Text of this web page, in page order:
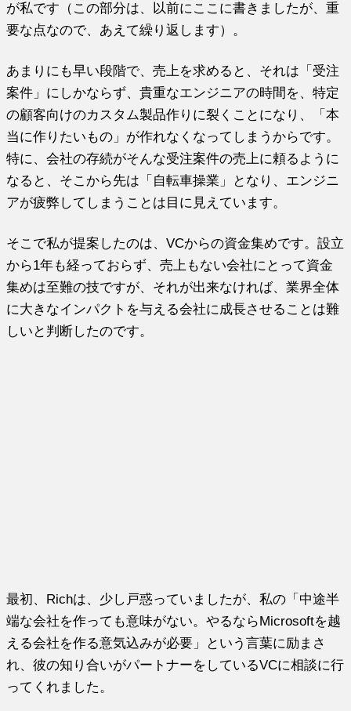
が私です（この部分は、以前にここに書きましたが、重
要な点なので、あえて繰り返します）。
あまりにも早い段階で、売上を求めると、それは「受注
案件」にしかならず、貴重なエンジニアの時間を、特定
の顧客向けのカスタム製品作りに裂くことになり、「本
当に作りたいもの」が作れなくなってしまうからです。
特に、会社の存続がそんな受注案件の売上に頼るように
なると、そこから先は「自転車操業」となり、エンジニ
アが疲弊してしまうことは目に見えています。
そこで私が提案したのは、VCからの資金集めです。設立
から1年も経っておらず、売上もない会社にとって資金
集めは至難の技ですが、それが出来なければ、業界全体
に大きなインパクトを与える会社に成長させることは難
しいと判断したのです。
最初、Richは、少し戸惑っていましたが、私の「中途半
端な会社を作っても意味がない。やるならMicrosoftを越
える会社を作る意気込みが必要」という言葉に励まさ
れ、彼の知り合いがパートナーをしているVCに相談に行
ってくれました。